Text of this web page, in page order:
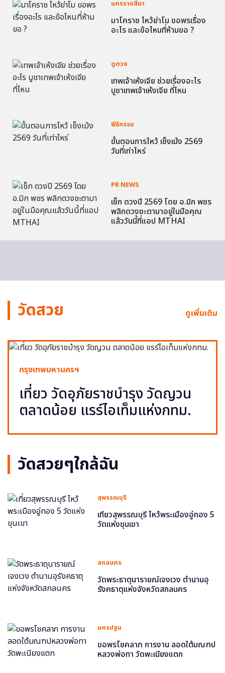
นครราชสีมา
มาโคราช ไหว้ย่าโม ขอพรเรื่อง
อะไร และข้อไหนที่ห้ามขอ ?
ดูดวง
เทพเจ้าเห้งเจีย ช่วยเรื่องอะไร
บูชาเทพเจ้าเห้งเจีย ที่ไหน
พิธีกรรม
ขั้นตอนการไหว้ เช็งเม้ง 2569
วันที่เท่าไหร่
PR NEWS
เช็ก ดวงปี 2569 โดย อ.มิก พชร
พลิกดวงชะตามาอยู่ในมือคุณ
แล้ววันนี้ที่แอป MTHAI
วัดสวย ดูเพิ่มเติม
กรุงเทพมหานครฯ
เที่ยว วัดอุภัยราชบำรุง วัดญวน
ตลาดน้อย แรร์ไอเท็มแห่งกทม.
วัดสวยๆใกล้ฉัน
สุพรรณบุรี
เที่ยวสุพรรณบุรี ไหว้พระเมืองอู่ทอง 5
วัดแห่งขุนเขา
สกลนคร
วัดพระธาตุนารายณ์เจงเวง ตำนานอุ
รังคธาตุแห่งจังหวัดสกลนคร
นครปฐม
ขอพรโชคลาภ การงาน ลอดใต้มณฑป
หลวงพ่อทา วัดพะเนียงแตก